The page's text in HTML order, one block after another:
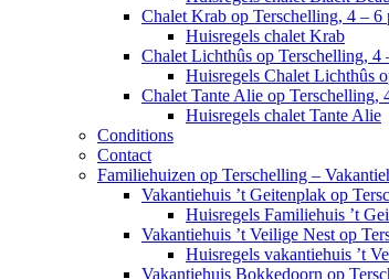
Chalet Krab op Terschelling, 4 –
Huisregels chalet Krab
Chalet Lichthûs op Terschelling,
Huisregels Chalet Lichthûs
Chalet Tante Alie op Terschelling,
Huisregels chalet Tante Alie
Conditions
Contact
Familiehuizen op Terschelling –
Vakantiehuis ’t Geitenplak op
Huisregels Familiehuis ’t
Vakantiehuis ’t Veilige Nest op
Huisregels vakantiehuis ’t
Vakantiehuis Bokkedoorn op